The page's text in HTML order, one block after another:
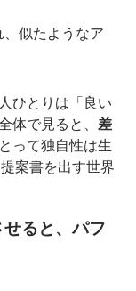
似たようなア
ひとりは「良い
で見ると、 差
って独自性は生
案書を出す世界
ると、パフ